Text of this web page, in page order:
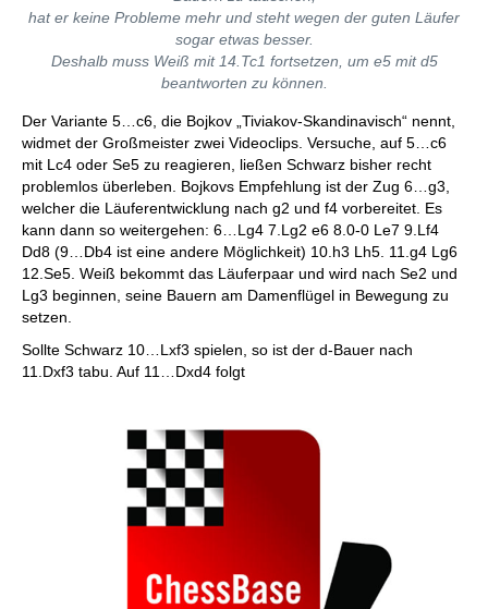
hat er keine Probleme mehr und steht wegen der guten Läufer
sogar etwas besser.
Deshalb muss Weiß mit 14.Tc1 fortsetzen, um e5 mit d5
beantworten zu können.
Der Variante 5…c6, die Bojkov „Tiviakov-Skandinavisch“ nennt,
widmet der Großmeister zwei Videoclips. Versuche, auf 5…c6
mit Lc4 oder Se5 zu reagieren, ließen Schwarz bisher recht
problemlos überleben. Bojkovs Empfehlung ist der Zug 6…g3,
welcher die Läuferentwicklung nach g2 und f4 vorbereitet. Es
kann dann so weitergehen: 6…Lg4 7.Lg2 e6 8.0-0 Le7 9.Lf4
Dd8 (9…Db4 ist eine andere Möglichkeit) 10.h3 Lh5. 11.g4 Lg6
12.Se5. Weiß bekommt das Läuferpaar und wird nach Se2 und
Lg3 beginnen, seine Bauern am Damenflügel in Bewegung zu
setzen.
Sollte Schwarz 10…Lxf3 spielen, so ist der d-Bauer nach
11.Dxf3 tabu. Auf 11…Dxd4 folgt